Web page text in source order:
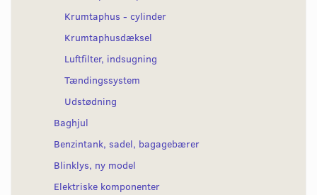
Krumtaphus - cylinder
Krumtaphusdæksel
Luftfilter, indsugning
Tændingssystem
Udstødning
Baghjul
Benzintank, sadel, bagagebærer
Blinklys, ny model
Elektriske komponenter